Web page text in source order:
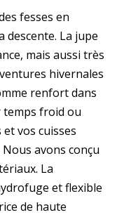
fesses en
descente. La jupe
mais aussi très
hivernales
renfort dans
temps froid ou
vos cuisses
avons conçu
La
et flexible
de haute